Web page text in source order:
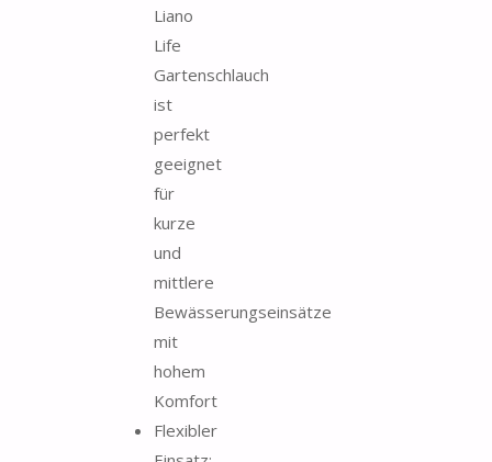
Liano
Life
Gartenschlauch
ist
perfekt
geeignet
für
kurze
und
mittlere
Bewässerungseinsätze
mit
hohem
Komfort
Flexibler